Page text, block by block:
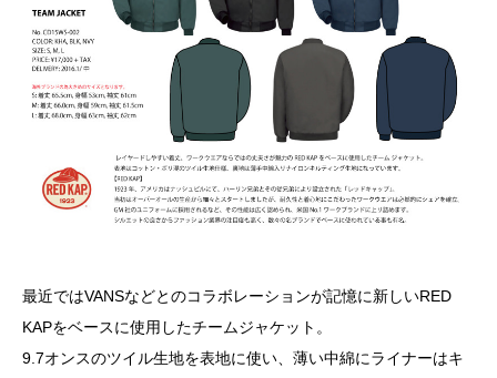
最近ではVANSなどとのコラボレーションが記憶に新しいRED
KAPをベースに使用したチームジャケット。
9.7オンスのツイル生地を表地に使い、薄い中綿にライナーはキ